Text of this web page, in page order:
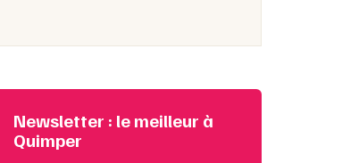
Newsletter : le meilleur à
Quimper